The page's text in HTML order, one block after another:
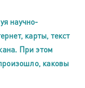
научно-
карты, текст
При этом
каковы